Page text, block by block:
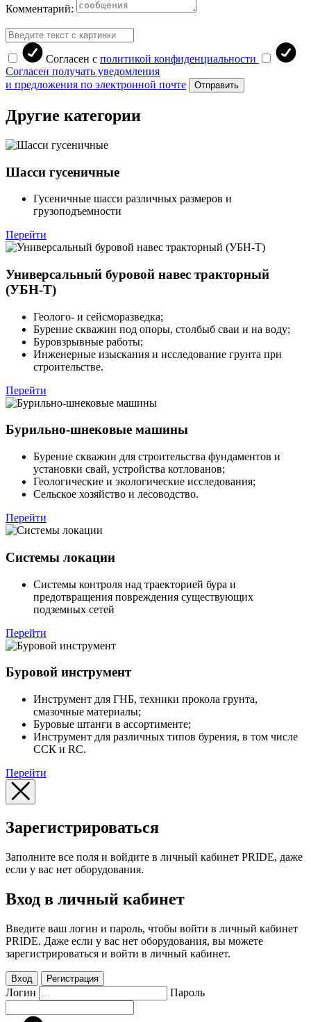
Комментарий:
Согласен с политикой конфиденциальности
Согласен получать уведомления
и предложения по электронной почте
Отправить
Другие категории
Шасси гусеничные
Гусеничные шасси различных размеров и
грузоподъемности
Перейти
Универсальный буровой навес тракторный
(УБН-Т)
Геолого- и сейсморазведка;
Бурение скважин под опоры, столбыб сваи и на воду;
Буровзрывные работы;
Инженерные изыскания и исследование грунта при
строительстве.
Перейти
Бурильно-шнековые машины
Бурение скважин для строительства фундаментов и
установки свай, устройства котлованов;
Геологические и экологические исследования;
Сельское хозяйство и лесоводство.
Перейти
Системы локации
Системы контроля над траекторией бура и
предотвращения повреждения существующих
подземных сетей
Перейти
Буровой инструмент
Инструмент для ГНБ, техники прокола грунта,
смазочные материалы;
Буровые штанги в ассортименте;
Инструмент для различных типов бурения, в том числе
ССК и RC.
Перейти
Зарегистрироваться
Заполните все поля и войдите в личный кабинет PRIDE, даже
если у вас нет оборудования.
Вход в личный кабинет
Введите ваш логин и пароль, чтобы войти в личный кабинет
PRIDE. Даже если у вас нет оборудования, вы можете
зарегистрироваться и войти в личный кабинет.
Вход Регистрация
Логин Пароль